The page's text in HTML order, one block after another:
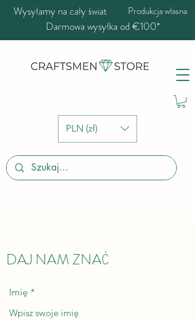
PLN (zł)
Wysyłamy na cały świat Produkcja własna
Darmowa wysyłka od €100*
DAJ NAM ZNAĆ
Imię